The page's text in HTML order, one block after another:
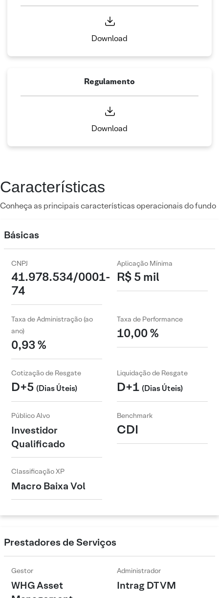
Download
Regulamento
Download
Características
Conheça as principais características operacionais do fundo
Básicas
CNPJ
41.978.534/0001-
74
Aplicação Mínima
R$ 5 mil
Taxa de Administração (ao
ano)
0,93 %
Taxa de Performance
10,00 %
Cotização de Resgate
D+5 (Dias Úteis)
Liquidação de Resgate
D+1 (Dias Úteis)
Público Alvo
Investidor
Qualificado
Benchmark
CDI
Classificação XP
Macro Baixa Vol
Prestadores de Serviços
Gestor
WHG Asset
Administrador
Intrag DTVM